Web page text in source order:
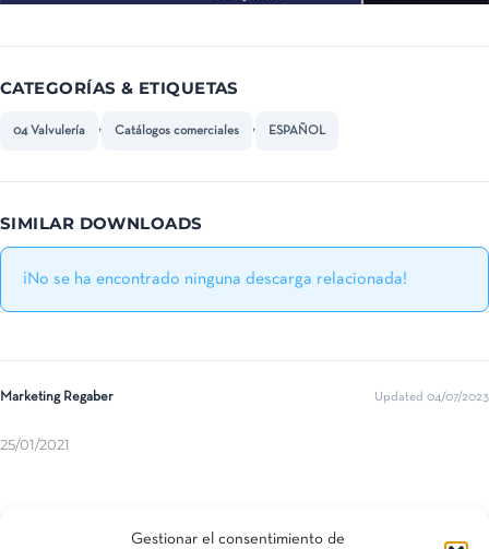
Gestionar el consentimiento de
CATEGORÍAS & ETIQUETAS
04 Valvulería , Catálogos comerciales , ESPAÑOL
SIMILAR DOWNLOADS
¡No se ha encontrado ninguna descarga relacionada!
Marketing Regaber Updated 04/07/2023
25/01/2021